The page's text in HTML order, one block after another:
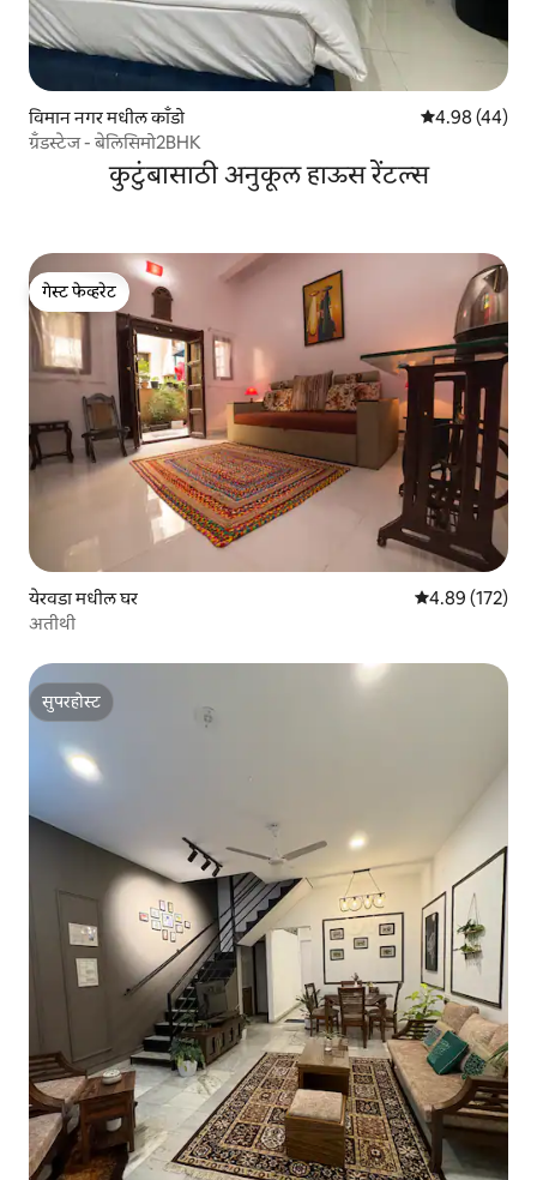
विमान नगर मधील काँडो 5 पैकी 4.98
4.98 (44)
ग्रँडस्टेज - बेलिसिमो2BHK
कुटुंबासाठी अनुकूल हाऊस रेंटल्स
गेस्ट फेव्हरेट
गेस्ट फेव्हरेट
येरवडा मधील घर 5 पैकी 4.89
4.89 (172)
अतीथी
सुपरहोस्ट
सुपरहोस्ट